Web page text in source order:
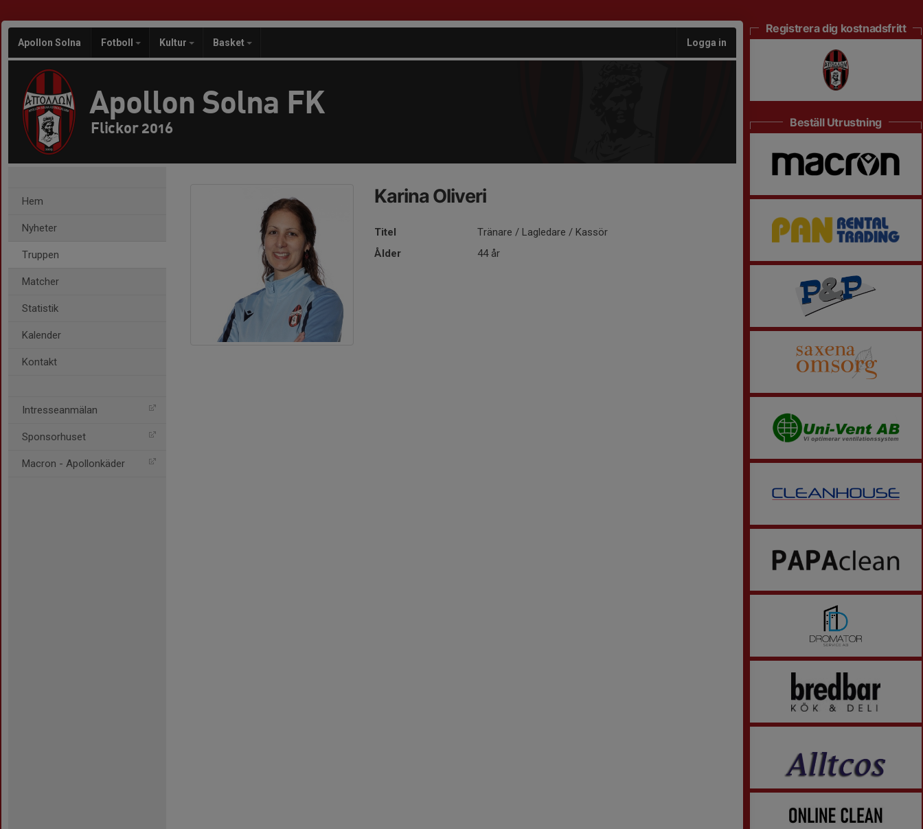
Apollon Solna Fotboll Kultur Basket Logga in
Apollon Solna FK
Flickor 2016
Hem
Nyheter
Truppen
Matcher
Statistik
Kalender
Kontakt
Intresseanmälan
Sponsorhuset
Macron - Apollonkäder
Karina Oliveri
Titel
Tränare / Lagledare / Kassör
Ålder
44 år
Registrera dig kostnadsfritt
Beställ Utrustning